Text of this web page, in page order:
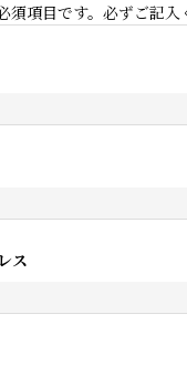
須項目です。必ずご記入
ス